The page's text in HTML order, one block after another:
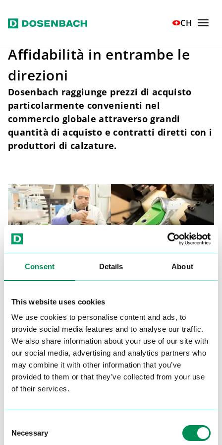
Consent Details About
This website uses cookies
We use cookies to personalise content and ads, to
provide social media features and to analyse our traffic.
We also share information about your use of our site with
our social media, advertising and analytics partners who
may combine it with other information that you’ve
provided to them or that they’ve collected from your use
of their services.
Selection
Necessary
Vai al contenuto principale CH
Home Responsabilità
Affidabilità in entrambe le
direzioni
Dosenbach raggiunge prezzi di acquisto
particolarmente convenienti nel
commercio globale attraverso grandi
quantità di acquisto e contratti diretti con i
produttori di calzature.
Per raggiungere nei nostri negozi prezzi di
contatto diretto con i fornitori comporta un
ulteriore vantaggio: nelle aggiudicazioni
internazionali degli ordini abbiamo tenuto
sott’occhio, oltre agli standard di qualità, in
particolare agli standard sociali dei fornitori e
possiamo quindi garantire condizioni di lavoro
adeguate. Con il cosiddetto Code of Conduct
massima cura.